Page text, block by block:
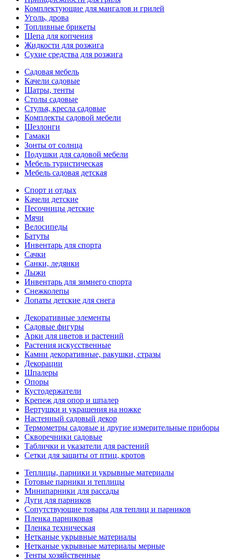
Комплектующие для мангалов и грилей
Уголь, дрова
Топливные брикеты
Щепа для копчения
Жидкости для розжига
Сухие средства для розжига
Садовая мебель
Качели садовые
Шатры, тенты
Столы садовые
Стулья, кресла садовые
Комплекты садовой мебели
Шезлонги
Гамаки
Зонты от солнца
Подушки для садовой мебели
Мебель туристическая
Мебель садовая детская
Спорт и отдых
Качели детские
Песочницы детские
Мячи
Велосипеды
Батуты
Инвентарь для спорта
Сачки
Санки, ледянки
Лыжи
Инвентарь для зимнего спорта
Снежколепы
Лопаты детские для снега
Декоративные элементы
Садовые фигуры
Арки для цветов и растений
Растения искусственные
Камни декоративные, ракушки, стразы
Декорации
Шпалеры
Опоры
Кустодержатели
Крепеж для опор и шпалер
Вертушки и украшения на ножке
Настенный садовый декор
Термометры садовые и другие измерительные приборы
Скворечники садовые
Таблички и указатели для растений
Сетки для защиты от птиц, кротов
Теплицы, парники и укрывные материалы
Готовые парники и теплицы
Минипарники для рассады
Дуги для парников
Сопутствующие товары для теплиц и парников
Пленка парниковая
Пленка техническая
Нетканые укрывные материалы
Нетканые укрывные материалы мерные
Тенты хозяйственные